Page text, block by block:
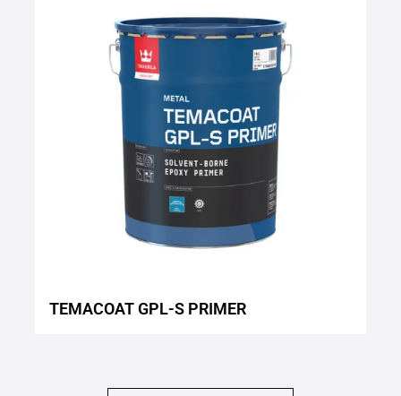
TEMACOAT GPL-S PRIMER